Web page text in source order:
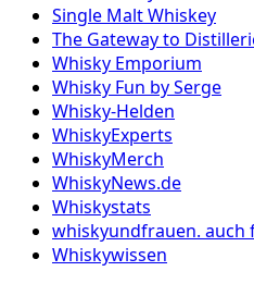
Single Malt Whiskey
The Gateway to
Whisky Emporium
Whisky Fun by Serge
Whisky-Helden
WhiskyExperts
WhiskyMerch
WhiskyNews.de
Whiskystats
whiskyundfrauen. auch
Whiskywissen